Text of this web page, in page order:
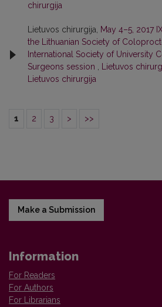
chirurgija
Lietuvos chirurgija,
May 4–5, 2017
the Lithuanian Society of
International Society of University
Surgeons session
Lietuvos
Lietuvos chirurgija
1 2 3 > >>
Make a Submission
Information
For Readers
For Authors
For Librarians